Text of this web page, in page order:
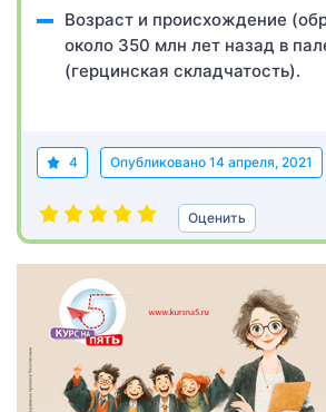
Возраст и происхождение
около 350 млн лет назад в
(герцинская складчатость).
4 Опубликовано 14 апреля, 2021
Оценить